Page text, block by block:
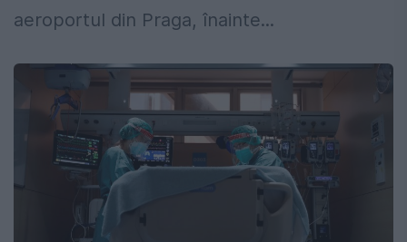
aeroportul din Praga, înainte...